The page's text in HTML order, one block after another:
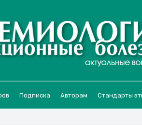
Подписка Авторам Стандарты